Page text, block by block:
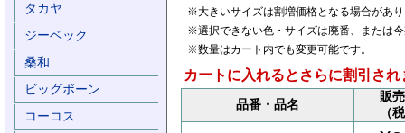
タカヤ
ジーベック
桑和
ビッグボーン
コーコス
※大きいサイズは割増価格となる場合があ
※選択できない色・サイズは廃番、または
※数量はカート内でも変更可能です。
カートに入れるとさらに割引され
品番・品名
販
（